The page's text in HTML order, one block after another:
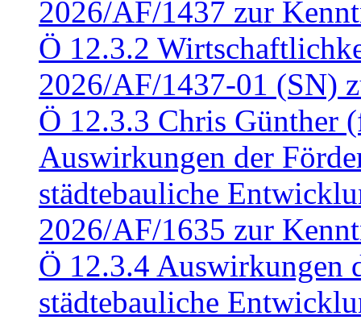
2026/AF/1437 zur
Ö 12.3.2
2026/AF/1437-01 (SN)
Ö 12.3.3 Chris Günther
Auswirkungen der
städtebauliche
2026/AF/1635 zur
Ö 12.3.4 Auswirkungen
städtebauliche